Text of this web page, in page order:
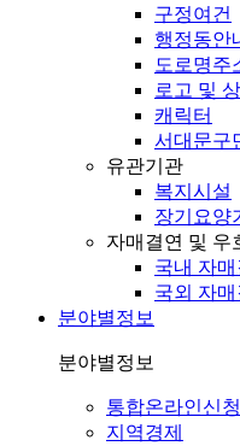
구정여건
행정동안
도로명주
로고 및
캐릭터
서대문구
유관기관
복지시설
장기요양
자매결연 및 우
국내 자매
국외 자매
분야별정보
분야별정보
통합온라인신청
지역경제